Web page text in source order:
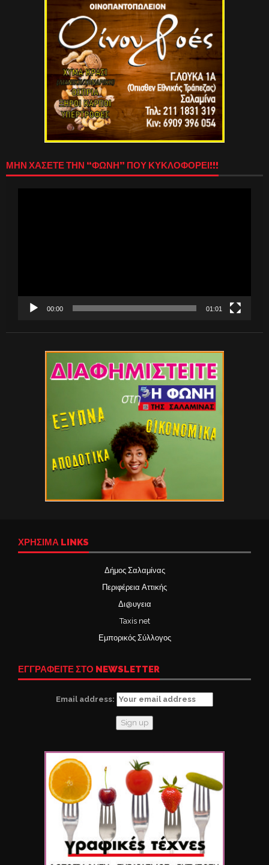
ΜΗΝ ΧΑΣΕΤΕ ΤΗΝ “ΦΩΝΗ” ΠΟΥ ΚΥΚΛΟΦΟΡΕΙ!!!
00:00 01:01
ΧΡΉΣΙΜΑ LINKS
Δήμος Σαλαμίνας
Περιφέρεια Αττικής
Δι@υγεια
Taxis net
Εμπορικός Σύλλογος
ΕΓΓΡΑΦΕΙΤΕ ΣΤΟ NEWSLETTER
Email address: